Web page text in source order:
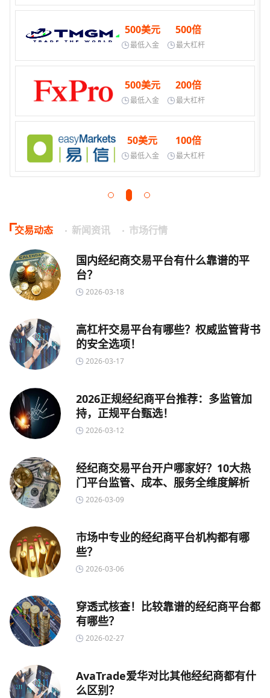
500美元
最低入金
500倍
最大杠杆
500美元
最低入金
200倍
最大杠杆
50美元
最低入金
100倍
最大杠杆
交易动态 新闻资讯 市场行情
国内经纪商交易平台有什么靠谱的平
台？
2026-03-18
高杠杆交易平台有哪些？权威监管背书
的安全选项！
2026-03-17
2026正规经纪商平台推荐：多监管加
持，正规平台甄选！
2026-03-12
经纪商交易平台开户哪家好？10大热
门平台监管、成本、服务全维度解析
2026-03-09
市场中专业的经纪商平台机构都有哪
些？
2026-03-06
穿透式核查！比较靠谱的经纪商平台都
有哪些？
2026-02-27
AvaTrade爱华对比其他经纪商都有什
么区别？